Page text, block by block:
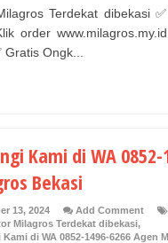
Terdekat dibekasi
order
Gratis Ongk...
Kami di WA
Bekasi
13, 2024 Add Comment
Milagros Terdekat dibekasi,
di WA 0852-1496-6266 Agen